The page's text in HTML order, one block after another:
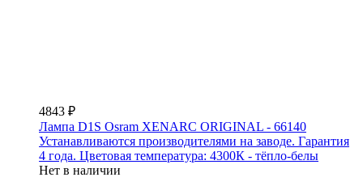
4843 ₽
Лампа D1S Osram XENARC ORIGINAL - 66140
Устанавливаются производителями на заводе. Гарантия
4 года. Цветовая температура: 4300К - тёпло-белы
Нет в наличии